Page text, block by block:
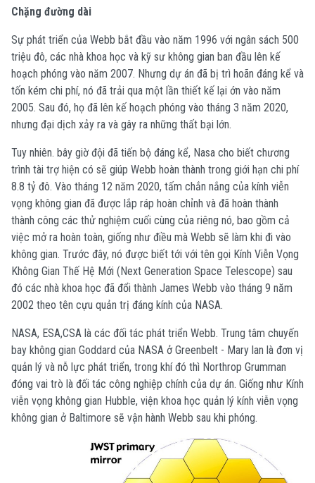
Chặng đường dài
Sự phát triển của Webb bắt đầu vào năm 1996 với ngân sách 500
triệu đô, các nhà khoa học và kỹ sư không gian ban đầu lên kế
hoạch phóng vào năm 2007. Nhưng dự án đã bị trì hoãn đáng kể và
tốn kém chi phí, nó đã trải qua một lần thiết kế lại ớn vào năm
2005. Sau đó, họ đã lên kế hoạch phóng vào tháng 3 năm 2020,
nhưng đại dịch xảy ra và gây ra những thất bại lớn.
Tuy nhiên. bây giờ đội đã tiến bộ đáng kể, Nasa cho biết chương
trình tài trợ hiện có sẽ giúp Webb hoàn thành trong giới hạn chi phí
8.8 tỷ đô. Vào tháng 12 năm 2020, tấm chắn nắng của kính viễn
vọng không gian đã được lắp ráp hoàn chỉnh và đã hoàn thành
thành công các thử nghiệm cuối cùng của riêng nó, bao gồm cả
việc mở ra hoàn toàn, giống như điều mà Webb sẽ làm khi đi vào
không gian. Trước đây, nó được biết tới với tên gọi Kính Viễn Vọng
Không Gian Thế Hệ Mới (Next Generation Space Telescope) sau
đó các nhà khoa học đã đổi thành James Webb vào tháng 9 năm
2002 theo tên cựu quản trị đáng kính của NASA.
NASA, ESA,CSA là các đối tác phát triển Webb. Trung tâm chuyến
bay không gian Goddard của NASA ở Greenbelt - Mary lan là đơn vị
quản lý và nỗ lực phát triển, trong khí đó thì Northrop Grumman
đóng vai trò là đối tác công nghiệp chính của dự án. Giống như Kính
viễn vọng không gian Hubble, viện khoa học quản lý kính viễn vọng
không gian ở Baltimore sẽ vận hành Webb sau khi phóng.